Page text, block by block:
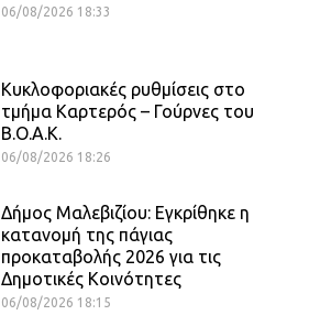
06/08/2026 18:33
Κυκλοφοριακές ρυθμίσεις στο
τμήμα Καρτερός – Γούρνες του
Β.Ο.Α.Κ.
06/08/2026 18:26
Δήμος Μαλεβιζίου: Εγκρίθηκε η
κατανομή της πάγιας
προκαταβολής 2026 για τις
Δημοτικές Κοινότητες
06/08/2026 18:15